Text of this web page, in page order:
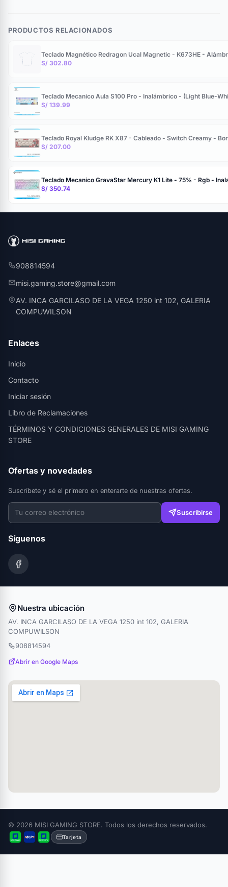
PRODUCTOS RELACIONADOS
Teclado Magnético Redragon Ucal Magnetic - K673HE -
S/ 302.80
Teclado Mecanico Aula S100 Pro - Inalámbrico - (Light Blue-
S/ 139.99
Teclado Royal Kludge RK X87 - Cableado - Switch Creamy -
S/ 207.00
Teclado Mecanico GravaStar Mercury K1 Lite - 75% - Rgb -
S/ 350.74
908814594
misi.gaming.store@gmail.com
AV. INCA GARCILASO DE LA VEGA 1250 int 102, GALERIA
COMPUWILSON
Enlaces
Inicio
Contacto
Iniciar sesión
Libro de Reclamaciones
TÉRMINOS Y CONDICIONES GENERALES DE MISI GAMING
STORE
Ofertas y novedades
Suscríbete y sé el primero en enterarte de nuestras ofertas.
Suscribirse
Síguenos
Nuestra ubicación
AV. INCA GARCILASO DE LA VEGA 1250 int 102, GALERIA
COMPUWILSON
908814594
Abrir en Google Maps
© 2026 MISI GAMING STORE. Todos los derechos reservados.
Tarjeta